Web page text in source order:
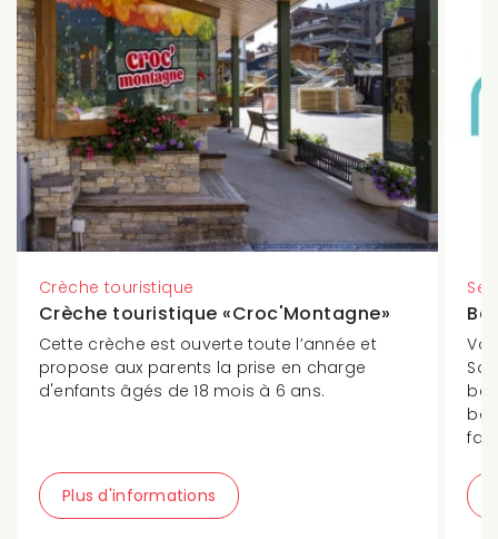
Crèche touristique
Crèche touristique «Croc'Montagne»
Cette crèche est ouverte toute l’année et
propose aux parents la prise en charge
d'enfants âgés de 18 mois à 6 ans.
Plus d'informations